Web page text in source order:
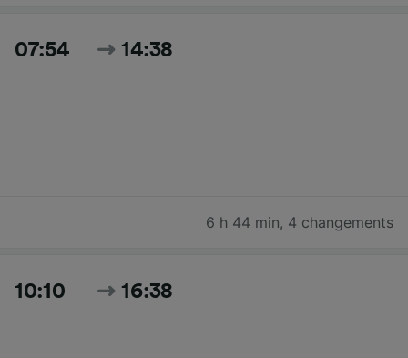
07:54 14:38
6 h 44 min, 4 changements
10:10 16:38